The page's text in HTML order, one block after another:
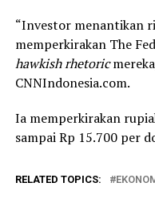
“Investor menantikan
memperkirakan The
hawkish rhetoric
CNNIndonesia.com.
Ia memperkirakan
sampai Rp 15.700 per
RELATED TOPICS: